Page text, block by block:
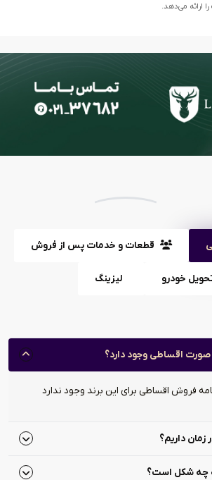
را ارائه می‌دهد.
قطعات و خدمات پس از فروش
خودرو لیزینگ
صورت اقساطی وجود دارد؟
فروش اقساطی برای این برند وجود ندارد
داریم؟
چه شکل است؟